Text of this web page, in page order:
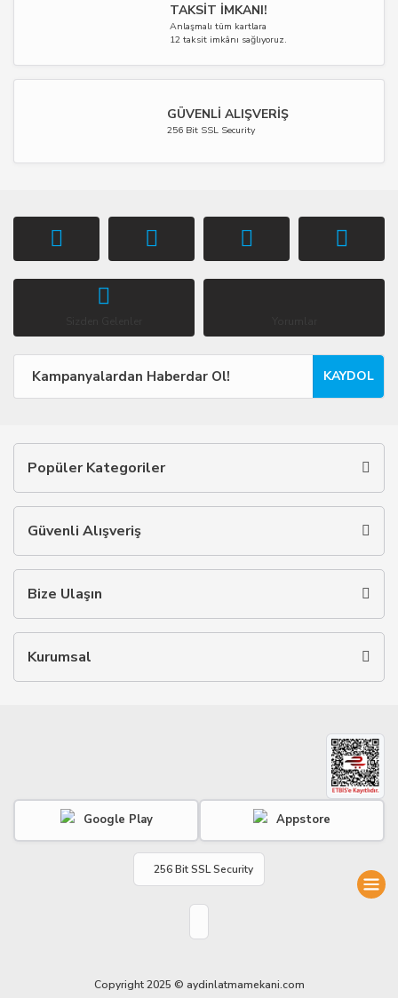
TAKSİT İMKANI!
Anlaşmalı tüm kartlara
12 taksit imkânı sağlıyoruz.
GÜVENLİ ALIŞVERİŞ
256 Bit SSL Security
KAYDOL
Popüler Kategoriler
Güvenli Alışveriş
Bize Ulaşın
Kurumsal
Copyright 2025 © aydinlatmamekani.com
Google Play Appstore
256 Bit SSL Security